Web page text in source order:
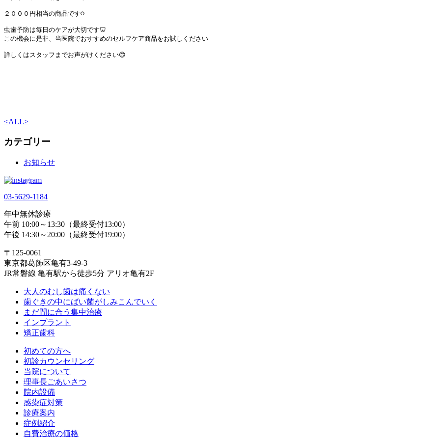
２０００円相当の商品です☺
虫歯予防は毎日のケアが大切です🦷
この機会に是非、当医院でおすすめのセルフケア商品をお試しください
詳しくはスタッフまでお声がけください😊
<ALL>
カテゴリー
お知らせ
03-5629-1184
年中無休診療
午前 10:00～13:30（最終受付13:00）
午後 14:30～20:00（最終受付19:00）
〒125-0061
東京都葛飾区亀有3-49-3
JR常磐線 亀有駅から徒歩5分 アリオ亀有2F
大人のむし歯は痛くない
歯ぐきの中にばい菌がしみこんでいく
まだ間に合う集中治療
インプラント
矯正歯科
初めての方へ
初診カウンセリング
当院について
理事長ごあいさつ
院内設備
感染症対策
診療案内
症例紹介
自費治療の価格